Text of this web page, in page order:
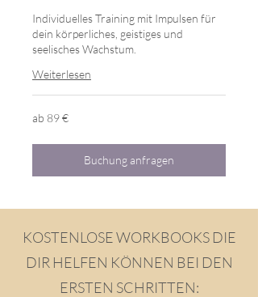
Individuelles Training mit Impulsen für
dein körperliches, geistiges und
seelisches Wachstum.
Weiterlesen
ab
89
ab 89 €
Buchung anfragen
KOSTENLOSE WORKBOOKS DIE
DIR HELFEN KÖNNEN BEI DEN
ERSTEN SCHRITTEN: